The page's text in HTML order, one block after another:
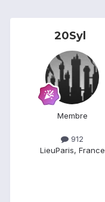
20Syl
Membre
912
LieuParis, France